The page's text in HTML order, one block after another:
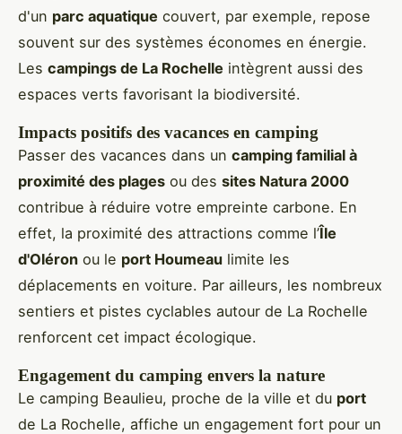
d'un parc aquatique couvert, par exemple, repose
souvent sur des systèmes économes en énergie.
Les campings de La Rochelle intègrent aussi des
espaces verts favorisant la biodiversité.
Impacts positifs des vacances en camping
Passer des vacances dans un camping familial à
proximité des plages ou des sites Natura 2000
contribue à réduire votre empreinte carbone. En
effet, la proximité des attractions comme l’Île
d'Oléron ou le port Houmeau limite les
déplacements en voiture. Par ailleurs, les nombreux
sentiers et pistes cyclables autour de La Rochelle
renforcent cet impact écologique.
Engagement du camping envers la nature
Le camping Beaulieu, proche de la ville et du port
de La Rochelle, affiche un engagement fort pour un